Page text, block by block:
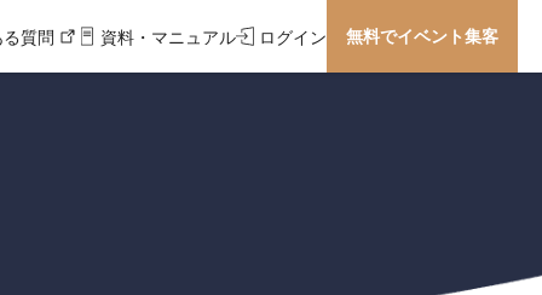
質問 資料・マニュアル ログイン 無料でイベント集客